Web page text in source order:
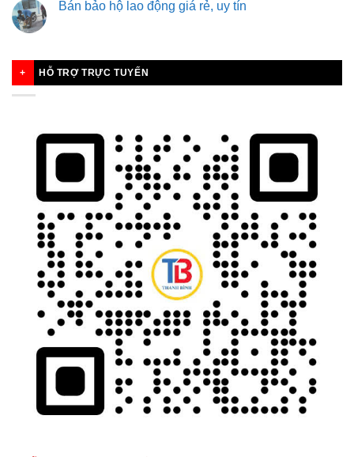
phòng
ty
văn
Bán bảo hộ lao động giá rẻ, uy tín
HỖ TRỢ TRỰC TUYẾN